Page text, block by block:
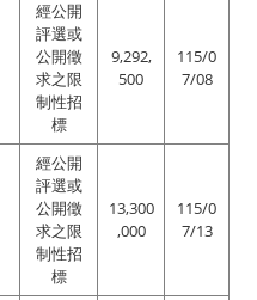
經公開
評選或
公開徵
求之限
制性招
標
9,292,
500
115/0
7/08
經公開
評選或
公開徵
求之限
制性招
標
13,300
,000
115/0
7/13